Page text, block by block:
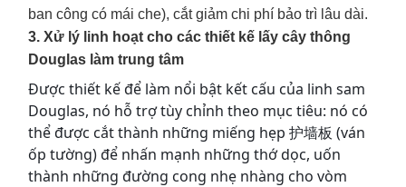
ban công có mái che), cắt giảm chi phí bảo trì lâu dài.
3. Xử lý linh hoạt cho các thiết kế lấy cây thông
Douglas làm trung tâm
Được thiết kế để làm nổi bật kết cấu của linh sam
Douglas, nó hỗ trợ tùy chỉnh theo mục tiêu: nó có
thể được cắt thành những miếng hẹp 护墙板 (ván
ốp tường) để nhấn mạnh những thớ dọc, uốn
thành những đường cong nhẹ nhàng cho vòm